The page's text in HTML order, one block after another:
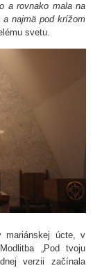
a rovnako mala na
a najmä pod krížom
svetu.
mariánskej úcte, v
„Pod tvoju
verzii začínala